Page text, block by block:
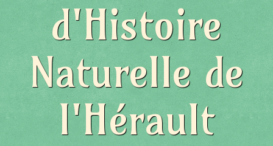
d'Histoire
Naturelle de
l'Hérault